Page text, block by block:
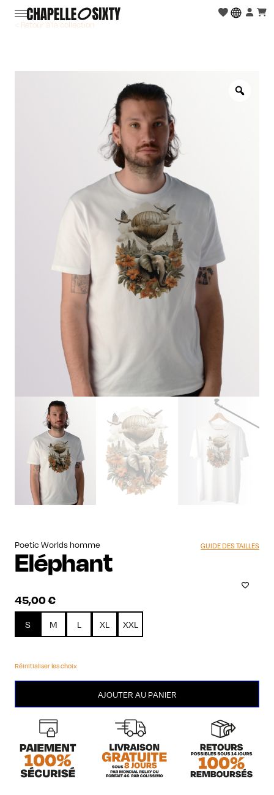
< Retour à la collection
Poetic Worlds homme
Eléphant
45,00€
GUIDE DES TAILLES
S M L XL XXL
Réinitialiser les choix
AJOUTER AU PANIER